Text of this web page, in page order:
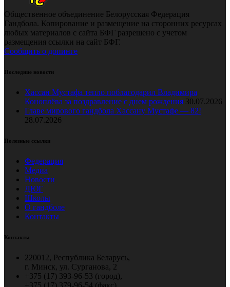
Общественное объединение Белорусская Федерация
Гандбола. Копирование и размещение на сторонних ресурсах
любых материалов с сайта БФГ разрешено с учетом
размещения ссылки на сайт БФГ.
Сообщить о допинге
Последние новости
Хассан Мустафа тепло поблагодарил Владимира
Коноплёва за поздравление с днем рождения 30.07.2026
Главе мирового гандбола Хассану Мустафе — 82!
28.07.2026
Полезные ссылки
Федерация
Медиа
Новости
ДЮГ
Школы
О гандболе
Контакты
Контакты
220012, Республика Беларусь,
г. Минск, ул. Сурганова, 2
+375 (17) 393-96-53 (город),